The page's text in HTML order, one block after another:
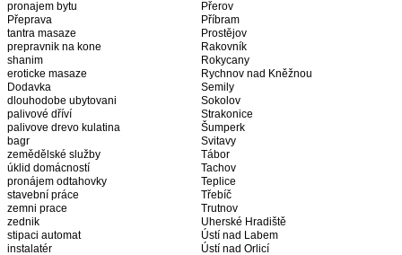
pronajem bytu
Přeprava
tantra masaze
prepravnik na kone
shanim
eroticke masaze
Dodavka
dlouhodobe ubytovani
palivové dříví
palivove drevo kulatina
bagr
zemědělské služby
úklid domácností
pronájem odtahovky
stavební práce
zemni prace
zednik
stipaci automat
instalatér
Přerov
Příbram
Prostějov
Rakovník
Rokycany
Rychnov nad Kněžnou
Semily
Sokolov
Strakonice
Šumperk
Svitavy
Tábor
Tachov
Teplice
Třebíč
Trutnov
Uherské Hradiště
Ústí nad Labem
Ústí nad Orlicí